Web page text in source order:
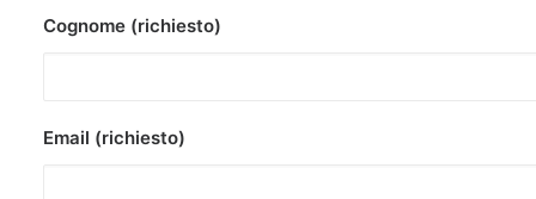
Cognome (richiesto)
Email (richiesto)